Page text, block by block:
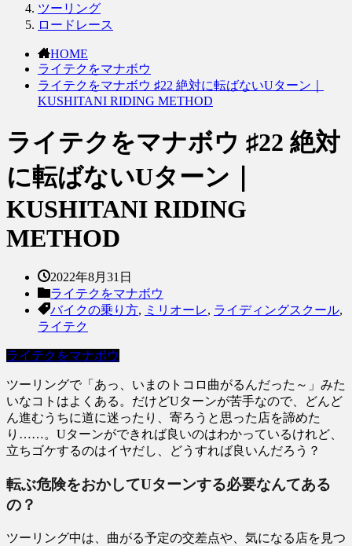
ツーリング
ロードレース
HOME
ライテクをマナボウ
ライテクをマナボウ ♯22 絶対に転ばないUターン｜
KUSHITANI RIDING METHOD
ライテクをマナボウ ♯22 絶対
に転ばないUターン｜
KUSHITANI RIDING
METHOD
2022年8月31日
ライテクをマナボウ
バイクの乗り方, ミリオーレ, ライディングスクール,
ライテク
ライテクをマナボウ
ツーリングで「あっ、いまのトコロ曲がるんだった～」みた
いなコトはよくある。だけどUターンが苦手なので、どんど
ん進むうちに道に迷ったり、寄ろうと思った店を諦めた
り……。Uターンができれば良いのはわかっているけれど、
立ちゴケするのはイヤだし、どうすれば良いんだろう？
転ぶ危険をおかしてUターンする必要なんてある
の？
ツーリング中は、曲がる予定の交差点や、気になる店を見つ